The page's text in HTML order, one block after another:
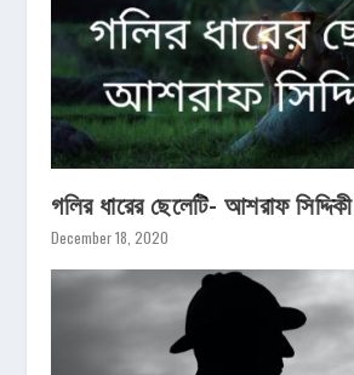
গলির ধারের ছেলেটি- আশরাফ সিদ্দিকী
December 18, 2020